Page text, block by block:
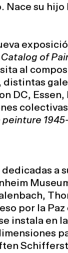
Nace su
Catalog of
al
DC,
a
por la
instala en